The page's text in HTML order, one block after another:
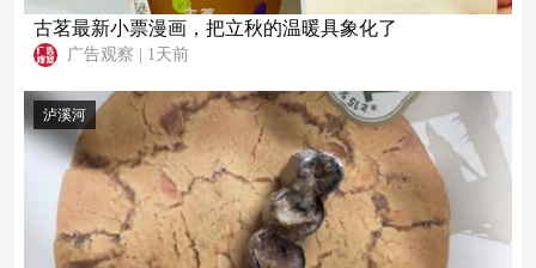
古茗最新小票漫画，把立秋的温暖具象化了
广告观察 | 1天前
泸溪河